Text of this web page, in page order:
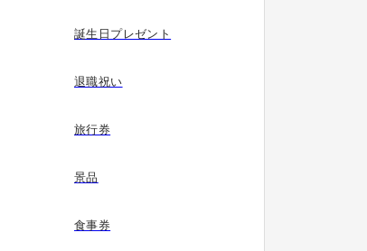
誕生日プレゼント
退職祝い
旅行券
景品
食事券